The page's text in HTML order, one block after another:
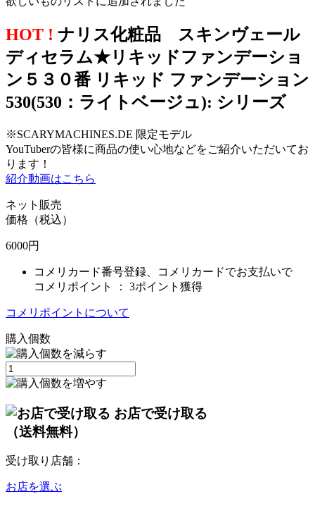
HOT ! ナリス化粧品 スキンヴェール
ディセラム★リキッドファンデーショ
ン５３０番 リキッド ファンデーション
530(530：ライトベージュ): シリーズ
※SCARYMACHINES.DE 限定モデル
YouTuberの皆様に商品の使い心地などをご紹介いただいてお
ります！
紹介動画はこちら
ネット販売
価格（税込）
6000円
コメリカード番号登録、コメリカードでお支払いで
コメリポイント ： 3ポイント獲得
コメリポイントについて
購入個数
お店で受け取る
（送料無料）
受け取り店舗：
お店を選ぶ